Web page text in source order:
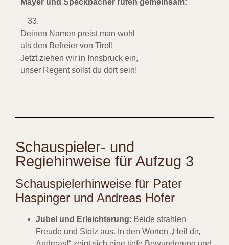
Mayer und Speckbacher rufen gemeinsam:
Deinen Namen preist man wohl
als den Befreier von Tirol!
Jetzt ziehen wir in Innsbruck ein,
unser Regent sollst du dort sein!
Schauspieler- und
Regiehinweise für Aufzug 3
Schauspielerhinweise für Pater
Haspinger und Andreas Hofer
Jubel und Erleichterung: Beide strahlen
Freude und Stolz aus. In den Worten „Heil dir,